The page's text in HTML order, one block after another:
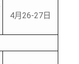
4月26-27日